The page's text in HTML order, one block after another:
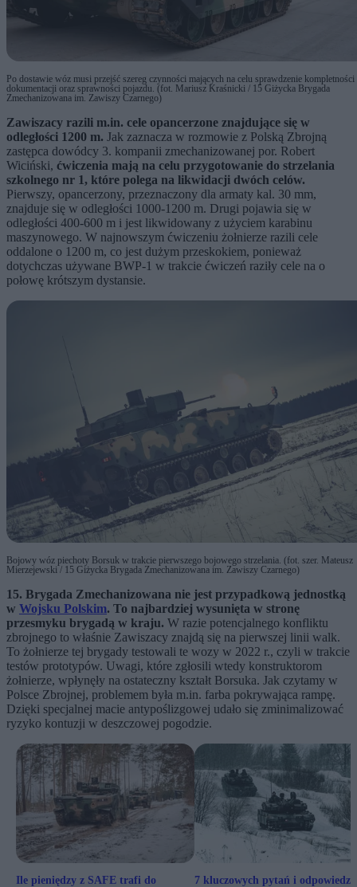
Po dostawie wóz musi przejść szereg czynności mających na celu sprawdzenie kompletności
dokumentacji oraz sprawności pojazdu. (fot. Mariusz Kraśnicki / 15 Giżycka Brygada
Zmechanizowana im. Zawiszy Czarnego)
Zawiszacy razili m.in. cele opancerzone znajdujące się w
odległości 1200 m. Jak zaznacza w rozmowie z Polską Zbrojną
zastępca dowódcy 3. kompanii zmechanizowanej por. Robert
Wiciński, ćwiczenia mają na celu przygotowanie do strzelania
szkolnego nr 1, które polega na likwidacji dwóch celów.
Pierwszy, opancerzony, przeznaczony dla armaty kal. 30 mm,
znajduje się w odległości 1000-1200 m. Drugi pojawia się w
odległości 400-600 m i jest likwidowany z użyciem karabinu
maszynowego. W najnowszym ćwiczeniu żołnierze razili cele
oddalone o 1200 m, co jest dużym przeskokiem, ponieważ
dotychczas używane BWP-1 w trakcie ćwiczeń raziły cele na o
połowę krótszym dystansie.
Bojowy wóz piechoty Borsuk w trakcie pierwszego bojowego strzelania. (fot. szer. Mateusz
Mierzejewski / 15 Giżycka Brygada Zmechanizowana im. Zawiszy Czarnego)
15. Brygada Zmechanizowana nie jest przypadkową jednostką
w Wojsku Polskim. To najbardziej wysunięta w stronę
przesmyku brygadą w kraju. W razie potencjalnego konfliktu
zbrojnego to właśnie Zawiszacy znajdą się na pierwszej linii walk.
To żołnierze tej brygady testowali te wozy w 2022 r., czyli w trakcie
testów prototypów. Uwagi, które zgłosili wtedy konstruktorom
żołnierze, wpłynęły na ostateczny kształt Borsuka. Jak czytamy w
Polsce Zbrojnej, problemem była m.in. farba pokrywająca rampę.
Dzięki specjalnej macie antypoślizgowej udało się zminimalizować
ryzyko kontuzji w deszczowej pogodzie.
Ile pieniędzy z SAFE trafi do
7 kluczowych pytań i odpowiedzi